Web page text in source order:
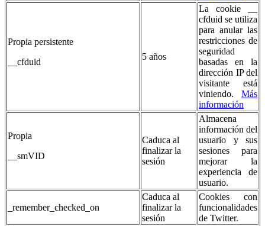
Propia persistente
__cfduid
5 años
La cookie __
cfduid se utiliza
para anular las
restricciones de
seguridad
basadas en la
dirección IP del
visitante está
viniendo. Más
información
Propia
__smVID
Caduca al
finalizar la
sesión
Almacena
información del
usuario y sus
sesiones para
mejorar la
experiencia de
usuario.
_remember_checked_on
Caduca al
finalizar la
sesión
Cookies con
funcionalidades
de Twitter.